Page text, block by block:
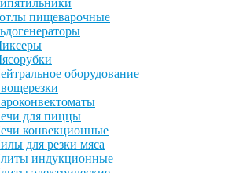
пищеварочные
оборудование
для пиццы
конвекционные
для резки мяса
индукционные